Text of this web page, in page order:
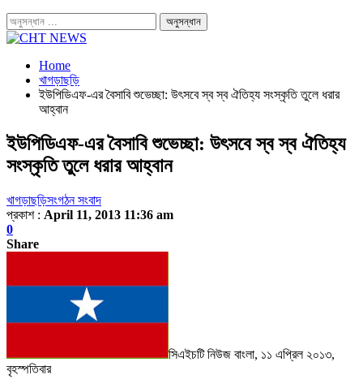
Home
খাগড়াছড়ি
ইউপিডিএফ-এর বৈসাবি শুভেচ্ছা: উৎসবে স্ব স্ব ঐতিহ্য সংস্কৃতি তুলে ধরার
আহ্বান
ইউপিডিএফ-এর বৈসাবি শুভেচ্ছা: উৎসবে স্ব স্ব ঐতিহ্য
সংস্কৃতি তুলে ধরার আহ্বান
খাগড়াছড়িসংগঠন সংবাদ
প্রকাশ : April 11, 2013 11:36 am
0
Share
সিএইচটি নিউজ বাংলা, ১১ এপ্রিল ২০১৩,
বৃহস্পতিবার